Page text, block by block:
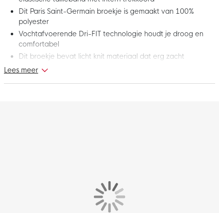
Dit Paris Saint-Germain broekje is gemaakt van 100%
polyester
Vochtafvoerende Dri-FIT technologie houdt je droog en
comfortabel
Dit broekje bevat licht knit materiaal dat erg zacht
aanvoelt
standaard pasvorm. Je kunt de pasvorm van het broekje zelf
aanpassen met behulp van de elastische tailleband met intern
trekkoord. Zo geniet je steeds van het beste draagcomfort.
Lees meer